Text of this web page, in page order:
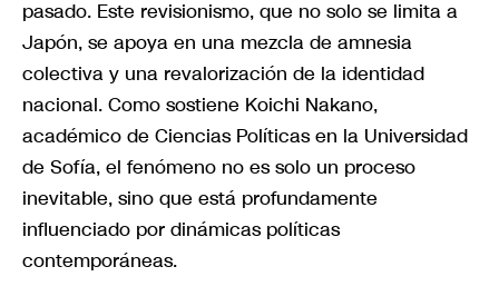
pasado. Este revisionismo, que no solo se limita a
Japón, se apoya en una mezcla de amnesia
colectiva y una revalorización de la identidad
nacional. Como sostiene Koichi Nakano,
académico de Ciencias Políticas en la Universidad
de Sofía, el fenómeno no es solo un proceso
inevitable, sino que está profundamente
influenciado por dinámicas políticas
contemporáneas.